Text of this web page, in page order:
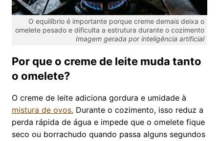
O equilíbrio é importante porque creme demais deixa o
omelete pesado e dificulta a estrutura durante o cozimento
Imagem gerada por inteligência artificial
Por que o creme de leite muda tanto
o omelete?
O creme de leite adiciona gordura e umidade à
mistura de ovos. Durante o cozimento, isso reduz a
perda rápida de água e impede que o omelete fique
seco ou borrachudo quando passa alguns segundos